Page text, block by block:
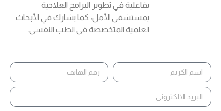
بفاعلية في تطوير البرامج العلاجية
بمستشفى الأمل، كما يشارك في الأبحاث
العلمية المتخصصة في الطب النفسي.